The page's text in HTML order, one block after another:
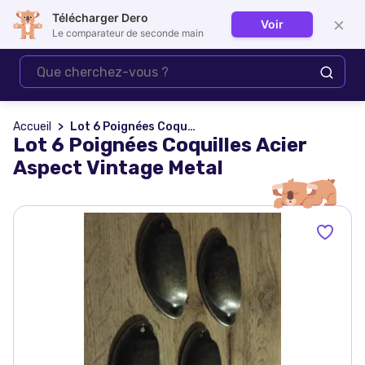
Se connecter
Accueil Lot 6 Poignées Coquilles Acier Aspect Vintage Metal
Lot 6 Poignées Coquilles Acier
Aspect Vintage Metal
Télécharger Dero
Le comparateur de seconde main
Voir ×